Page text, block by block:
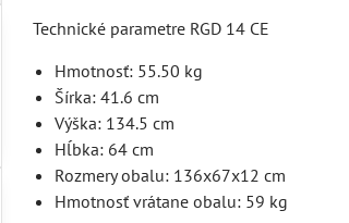
Technické parametre RGD 14 CE
Hmotnosť: 55.50 kg
Šírka: 41.6 cm
Výška: 134.5 cm
Hĺbka: 64 cm
Rozmery obalu: 136x67x12 cm
Hmotnosť vrátane obalu: 59 kg